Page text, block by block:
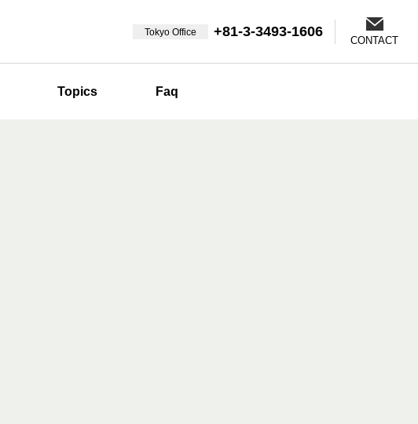
Tokyo Office +81-3-3493-1606
CONTACT
Topics Faq